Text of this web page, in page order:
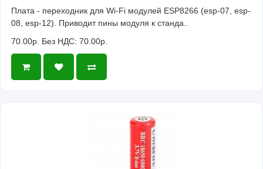
Плата - переходник для Wi-Fi модулей ESP8266 (esp-07, esp-
08, esp-12). Приводит пины модуля к станда..
70.00р. Без НДС: 70.00р.